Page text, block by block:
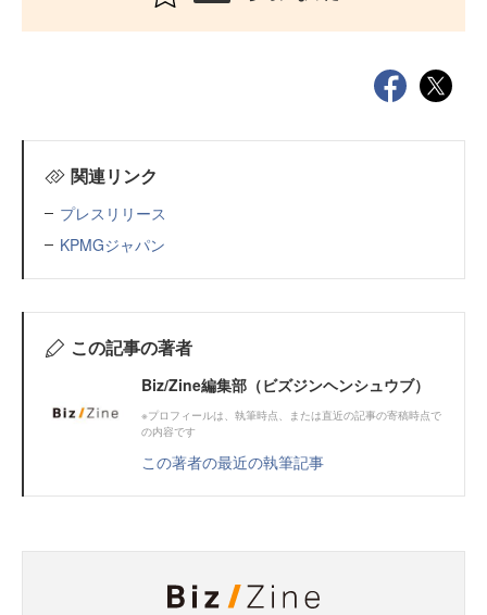
関連リンク
プレスリリース
KPMGジャパン
この記事の著者
Biz/Zine編集部（ビズジンヘンシュウブ）
※プロフィールは、執筆時点、または直近の記事の寄稿時点で
の内容です
この著者の最近の執筆記事